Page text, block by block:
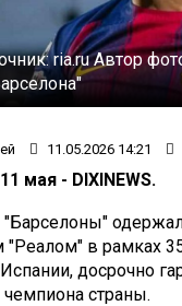
ria.ruАвтор
11.05.2026 14:21
мая - DIXINEWS.
в рамках
досрочно
страны.